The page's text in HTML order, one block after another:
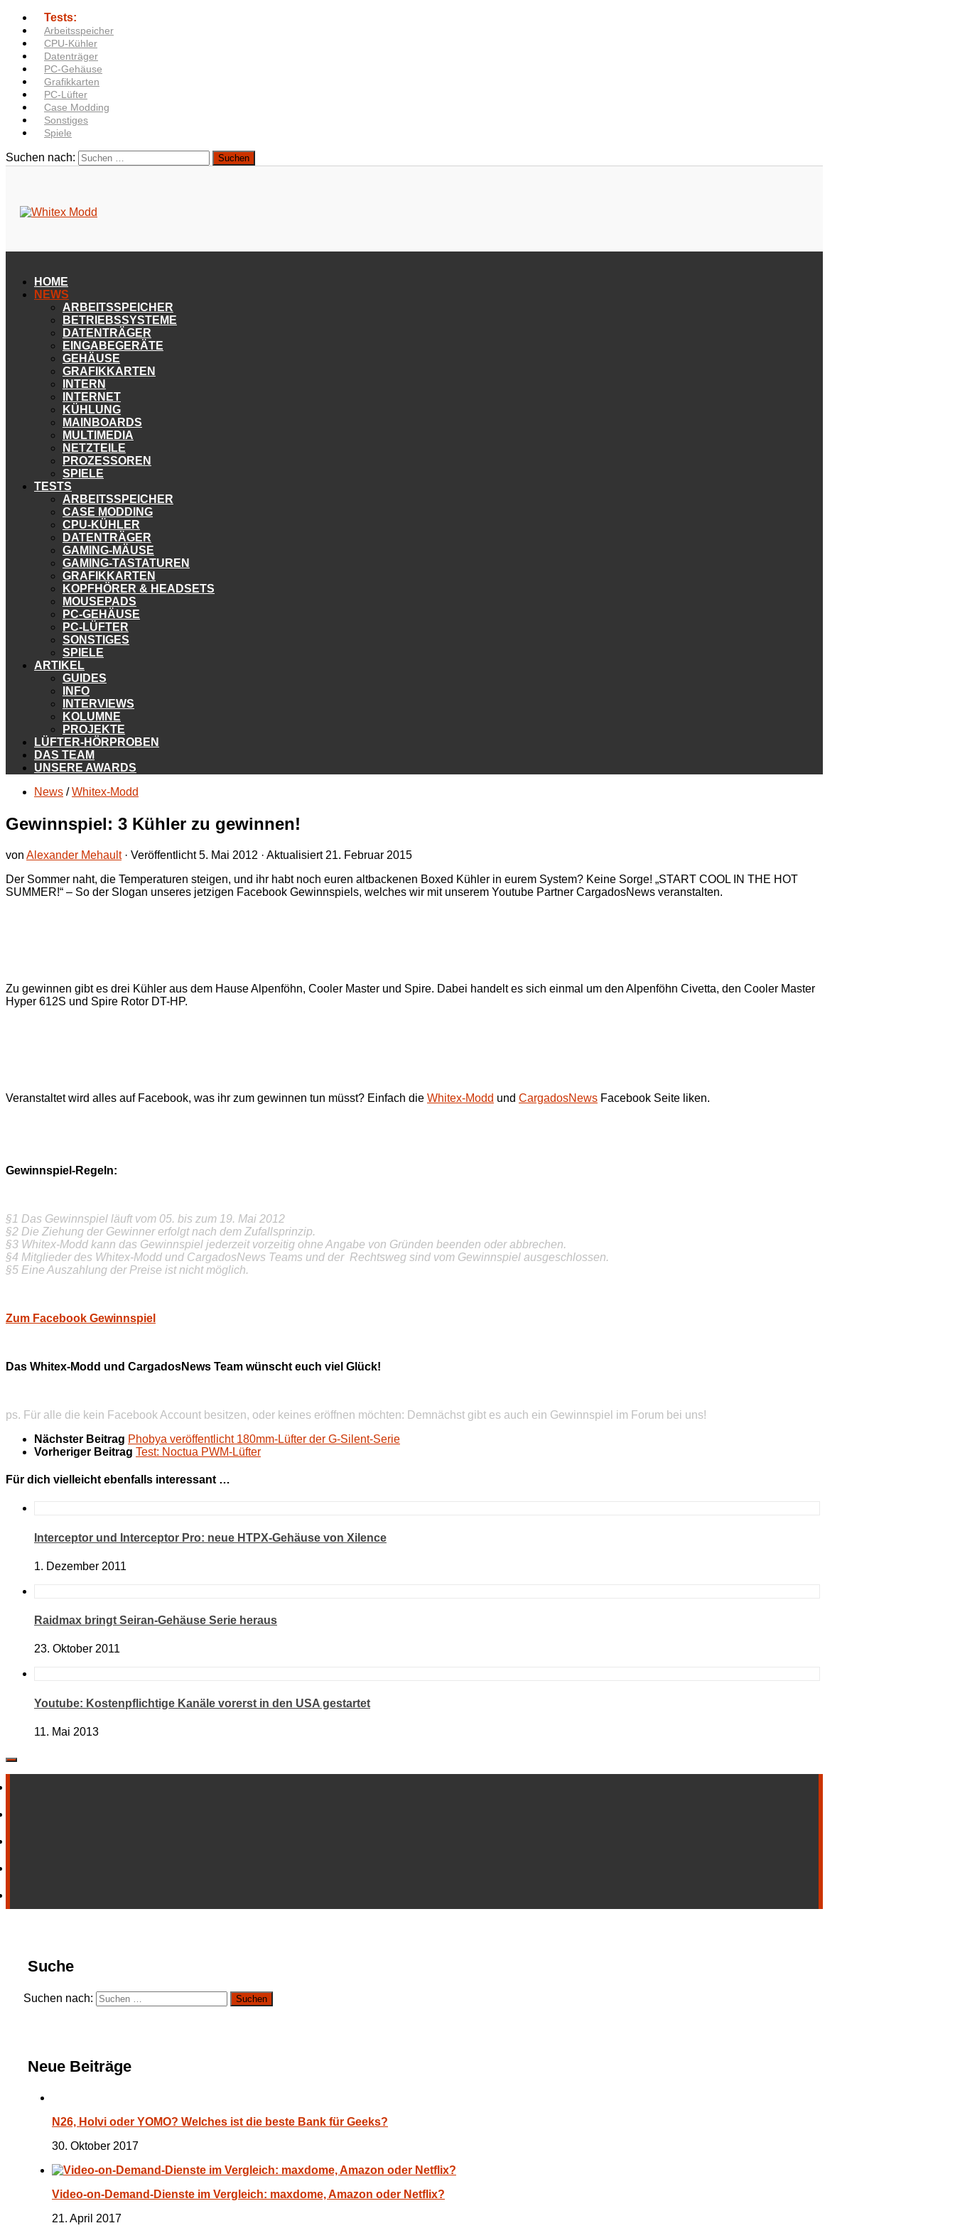
Tests:
Arbeitsspeicher
CPU-Kühler
Datenträger
PC-Gehäuse
Grafikkarten
PC-Lüfter
Case Modding
Sonstiges
Spiele
Suchen nach:
HOME
NEWS
ARBEITSSPEICHER
BETRIEBSSYSTEME
DATENTRÄGER
EINGABEGERÄTE
GEHÄUSE
GRAFIKKARTEN
INTERN
INTERNET
KÜHLUNG
MAINBOARDS
MULTIMEDIA
NETZTEILE
PROZESSOREN
SPIELE
TESTS
ARBEITSSPEICHER
CASE MODDING
CPU-KÜHLER
DATENTRÄGER
GAMING-MÄUSE
GAMING-TASTATUREN
GRAFIKKARTEN
KOPFHÖRER & HEADSETS
MOUSEPADS
PC-GEHÄUSE
PC-LÜFTER
SONSTIGES
SPIELE
ARTIKEL
GUIDES
INFO
INTERVIEWS
KOLUMNE
PROJEKTE
LÜFTER-HÖRPROBEN
DAS TEAM
UNSERE AWARDS
News / Whitex-Modd
Gewinnspiel: 3 Kühler zu gewinnen!
von Alexander Mehault · Veröffentlicht5. Mai 2012 · Aktualisiert 21. Februar 2015
Der Sommer naht, die Temperaturen steigen, und ihr habt noch euren altbackenen Boxed Kühler in eurem System? Keine Sorge! „START COOL IN THE HOT
SUMMER!“ – So der Slogan unseres jetzigen Facebook Gewinnspiels, welches wir mit unserem Youtube Partner CargadosNews veranstalten.
Zu gewinnen gibt es drei Kühler aus dem Hause Alpenföhn, Cooler Master und Spire. Dabei handelt es sich einmal um den Alpenföhn Civetta, den Cooler Master
Hyper 612S und Spire Rotor DT-HP.
Veranstaltet wird alles auf Facebook, was ihr zum gewinnen tun müsst? Einfach die Whitex-Modd und CargadosNews Facebook Seite liken.
Gewinnspiel-Regeln:
§1 Das Gewinnspiel läuft vom 05. bis zum 19. Mai 2012
§2 Die Ziehung der Gewinner erfolgt nach dem Zufallsprinzip.
§3 Whitex-Modd kann das Gewinnspiel jederzeit vorzeitig ohne Angabe von Gründen beenden oder abbrechen.
§4 Mitglieder des Whitex-Modd und CargadosNews Teams und der Rechtsweg sind vom Gewinnspiel ausgeschlossen.
§5 Eine Auszahlung der Preise ist nicht möglich.
Zum Facebook Gewinnspiel
Das Whitex-Modd und CargadosNews Team wünscht euch viel Glück!
ps. Für alle die kein Facebook Account besitzen, oder keines eröffnen möchten: Demnächst gibt es auch ein Gewinnspiel im Forum bei uns!
Nächster Beitrag Phobya veröffentlicht 180mm-Lüfter der G-Silent-Serie
Vorheriger Beitrag Test: Noctua PWM-Lüfter
Für dich vielleicht ebenfalls interessant …
Interceptor und Interceptor Pro: neue HTPX-Gehäuse von Xilence
1. Dezember 2011
Raidmax bringt Seiran-Gehäuse Serie heraus
23. Oktober 2011
Youtube: Kostenpflichtige Kanäle vorerst in den USA gestartet
11. Mai 2013
Suche
Suchen nach:
Neue Beiträge
N26, Holvi oder YOMO? Welches ist die beste Bank für Geeks?
30. Oktober 2017
Video-on-Demand-Dienste im Vergleich: maxdome, Amazon oder Netflix?
21. April 2017